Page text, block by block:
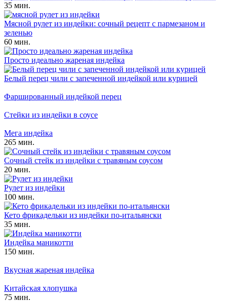
35 мин.
Мясной рулет из индейки: сочный рецепт с пармезаном и
зеленью
60 мин.
Просто идеально жареная индейка
Белый перец чили с запеченной индейкой или курицей
Фаршированный индейкой перец
Стейки из индейки в соусе
Мега индейка
265 мин.
Сочный стейк из индейки с травяным соусом
20 мин.
Рулет из индейки
100 мин.
Кето фрикадельки из индейки по-итальянски
35 мин.
Индейка маникотти
150 мин.
Вкусная жареная индейка
Китайская хлопушка
75 мин.